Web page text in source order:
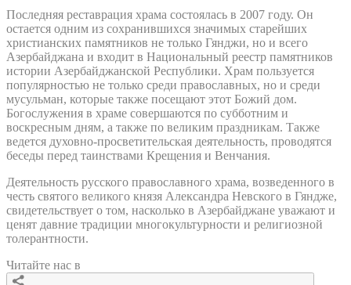
Последняя реставрация храма состоялась в 2007 году. Он
остается одним из сохранившихся значимых старейших
христианских памятников не только Гянджи, но и всего
Азербайджана и входит в Национальный реестр памятников
истории Азербайджанской Республики. Храм пользуется
популярностью не только среди православных, но и среди
мусульман, которые также посещают этот Божий дом.
Богослужения в храме совершаются по субботним и
воскресным дням, а также по великим праздникам. Также
ведется духовно-просветительская деятельность, проводятся
беседы перед таинствами Крещения и Венчания.
Деятельность русского православного храма, возведенного в
честь святого великого князя Александра Невского в Гяндже,
свидетельствует о том, насколько в Азербайджане уважают и
ценят давние традиции многокультурности и религиозной
толерантности.
Читайте нас в